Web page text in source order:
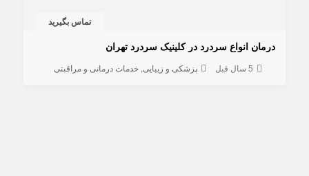
تماس بگیرید
درمان انواع سردرد در کلینیک سردرد تهران
5 سال قبل پزشکی و زیبایی خدمات درمانی و مراقبتی